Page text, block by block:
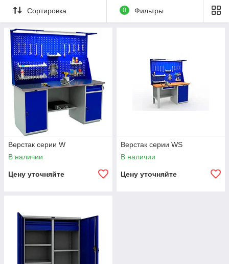
серии W
серии WS
Тумбы
Сортировка 0 Фильтры
Верстак серии W
В наличии
Цену уточняйте
Верстак серии WS
В наличии
Цену уточняйте